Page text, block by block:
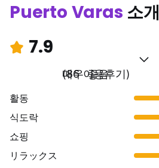
Puerto Varas 소개
7.9
매우 좋음
(86 이용후기)
활동
식도락
쇼핑
リラックス